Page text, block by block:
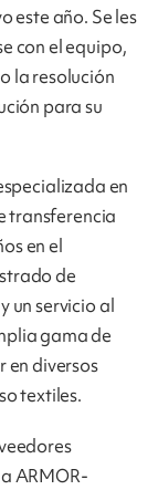
este año. Se les
con el equipo,
la resolución
para su
en
transferencia
en el
de
un servicio al
gama de
en diversos
textiles.
ARMOR-